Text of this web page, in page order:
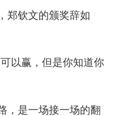
郑钦文的颁奖辞如
以赢，但是你知道你
，是一场接一场的翻